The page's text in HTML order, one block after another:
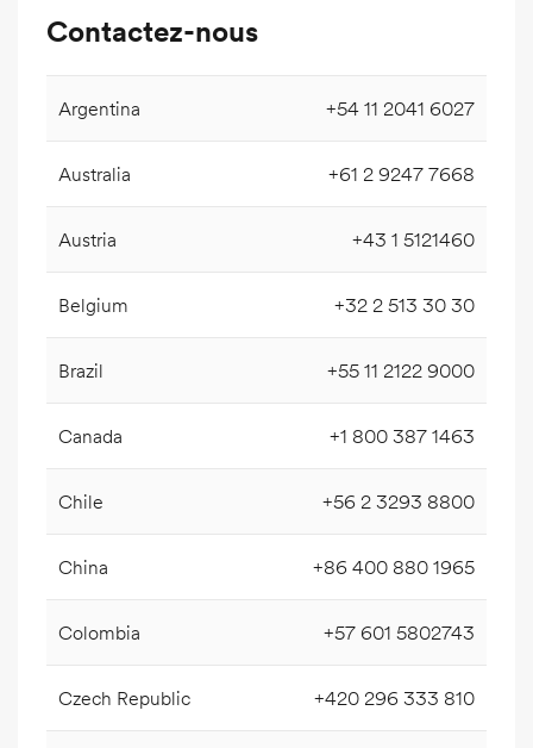
Contactez-nous
Argentina +54 11 2041 6027
Australia +61 2 9247 7668
Austria +43 1 5121460
Belgium +32 2 513 30 30
Brazil +55 11 2122 9000
Canada +1 800 387 1463
Chile +56 2 3293 8800
China +86 400 880 1965
Colombia +57 601 5802743
Czech Republic +420 296 333 810